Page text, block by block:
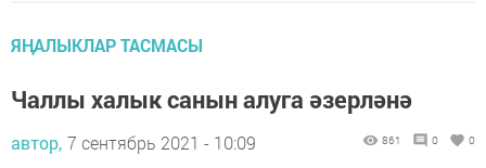
ЯҢАЛЫКЛАР ТАСМАСЫ
Чаллы халык санын алуга әзерләнә
автор, 7 сентябрь 2021 - 10:09 861 0 0